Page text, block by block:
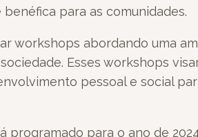
para as comunidades.
workshops abordando uma
Esses workshops
pessoal e social
programado para o ano de